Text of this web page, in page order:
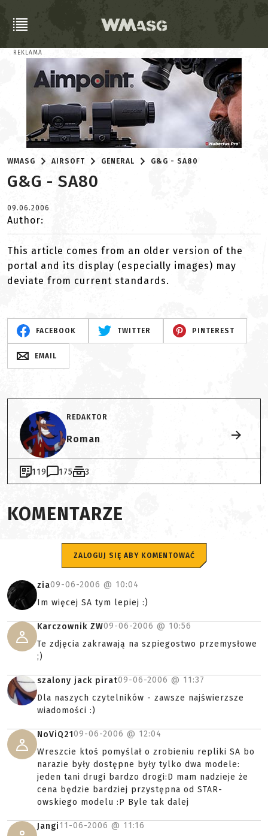
REKLAMA
WMASG AIRSOFT GENERAL G&G - SA80
G&G - SA80
09.06.2006
Author:
This article comes from an older version of the
portal and its display (especially images) may
deviate from current standards.
FACEBOOK TWITTER PINTEREST
EMAIL
REDAKTOR
Roman
119 175 3
KOMENTARZE
ZALOGUJ SIĘ ABY KOMENTOWAĆ
zia09-06-2006 @ 10:04
Im więcej SA tym lepiej :)
Karczownik ZW09-06-2006 @ 10:56
Te zdjęcia zakrawają na szpiegostwo przemysłowe
;)
szalony jack pirat09-06-2006 @ 11:37
Dla naszych czytelników - zawsze najświerzsze
wiadomości :)
NoViQ2109-06-2006 @ 12:04
Wreszcie ktoś pomyślał o zrobieniu repliki SA bo
narazie były dostępne były tylko dwa modele:
jeden tani drugi bardzo drogi:D mam nadzieje że
cena będzie bardziej przystępna od STAR-
owskiego modelu :P Byle tak dalej
Jangi11-06-2006 @ 11:16